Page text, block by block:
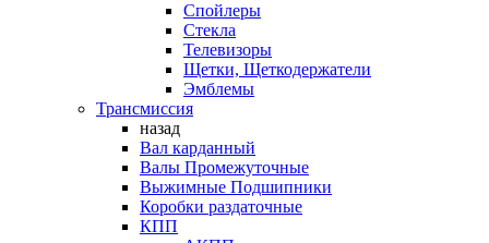
Спойлеры
Стекла
Телевизоры
Щетки, Щеткодержатели
Эмблемы
Трансмиссия
назад
Вал карданный
Валы Промежуточные
Выжимные Подшипники
Коробки раздаточные
КПП